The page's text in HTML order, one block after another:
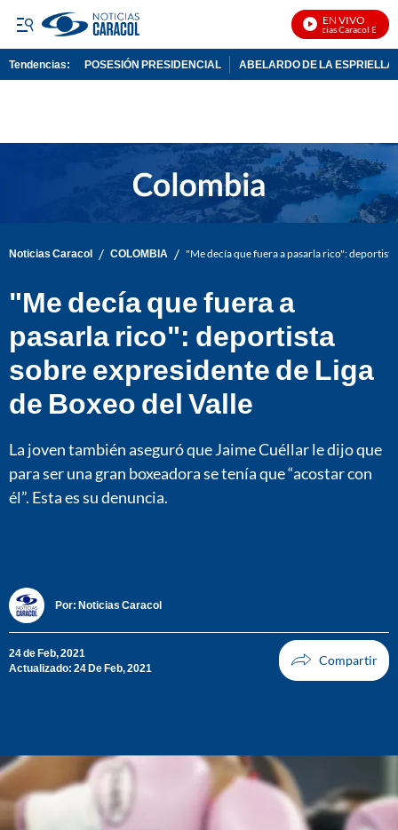
EN VIVO
Noticias Caracol En Vivo
Tendencias: POSESIÓN PRESIDENCIAL ABELARDO DE LA ESPRIELLA
Noticias Caracol / COLOMBIA / "Me decía que fuera a pasarla rico":
"Me decía que fuera a
pasarla rico": deportista
sobre expresidente de Liga
de Boxeo del Valle
La joven también aseguró que Jaime Cuéllar le dijo que
para ser una gran boxeadora se tenía que “acostar con
él”. Esta es su denuncia.
Por: Noticias Caracol
24 de Feb, 2021
Actualizado: 24 De Feb, 2021